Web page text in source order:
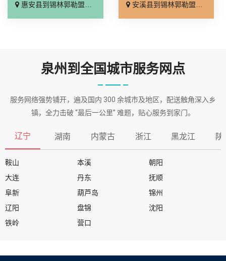
惠安县到锡林郭勒盟物流专线_一站直达「需要几天」 安溪县到锡林郭勒盟物流专线_诚信经营「急你所需」
泉州到全国城市服务网点
服务网络强势铺开，遍及国内 300 余城市及地区，配送触角深入乡
镇，全力击破 “最后一公里” 难题，贴心服务到家门。
辽宁 湖南 内蒙古 浙江 黑龙江 陕
鞍山 本溪
朝阳
大连
丹东
抚顺
阜新
葫芦岛
锦州
辽阳
盘锦
沈阳
铁岭
营口